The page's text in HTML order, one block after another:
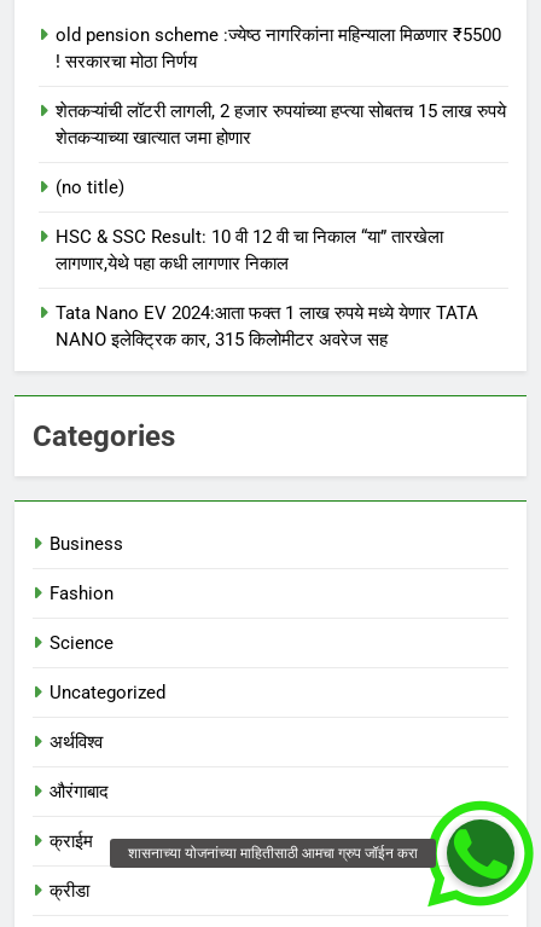
old pension scheme :ज्येष्ठ नागरिकांना महिन्याला मिळणार ₹5500
! सरकारचा मोठा निर्णय
शेतकऱ्यांची लॉटरी लागली, 2 हजार रुपयांच्या हप्त्या सोबतच 15 लाख रुपये
शेतकऱ्याच्या खात्यात जमा होणार
(no title)
HSC & SSC Result: 10 वी 12 वी चा निकाल “या” तारखेला
लागणार,येथे पहा कधी लागणार निकाल
Tata Nano EV 2024:आता फक्त 1 लाख रुपये मध्ये येणार TATA
NANO इलेक्ट्रिक कार, 315 किलोमीटर अवरेज सह
Categories
Business
Fashion
Science
Uncategorized
अर्थविश्व
औरंगाबाद
क्राईम
क्रीडा